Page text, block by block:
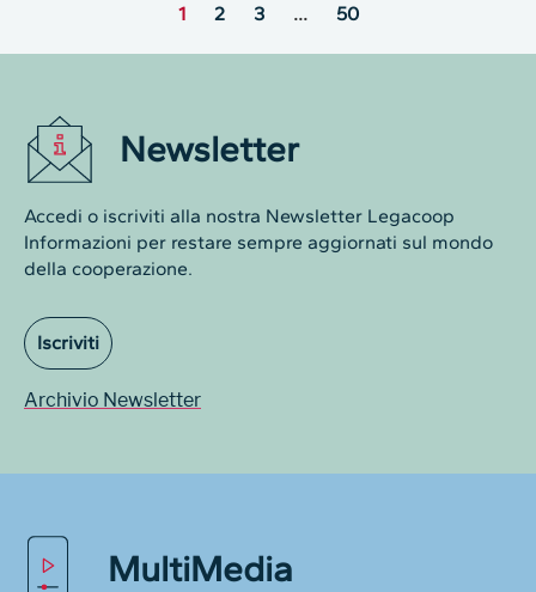
1 2 3 … 50
Newsletter
Accedi o iscriviti alla nostra Newsletter Legacoop
Informazioni per restare sempre aggiornati sul mondo
della cooperazione.
Iscriviti
Archivio Newsletter
MultiMedia